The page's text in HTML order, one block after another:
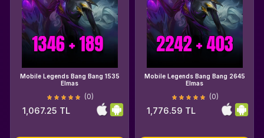
Mobile Legends Bang Bang 1535
Elmas
(0)
1,067.25 TL
Mobile Legends Bang Bang 2645
Elmas
(0)
1,776.59 TL